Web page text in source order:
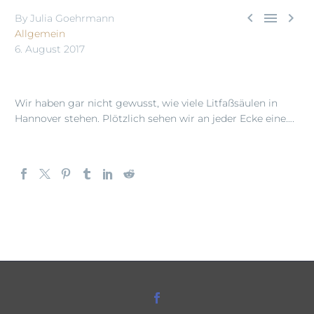
  
By Julia Goehrmann
Allgemein
6. August 2017
Wir haben gar nicht gewusst, wie viele Litfaßsäulen in
Hannover stehen. Plötzlich sehen wir an jeder Ecke eine….